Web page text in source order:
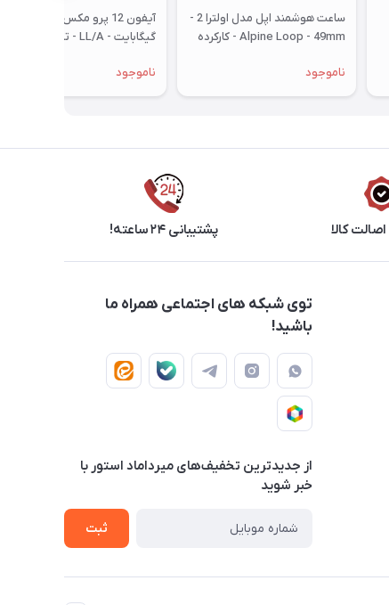
ساعت هوشمند اپل مدل اولترا 2 -
Alpine Loop - 49mm - کارکرده
ناموجود
گیگابایت - LL/A - تک سیم -
ناموجود
کالا پشتیبانی ۲۴ ساعته!
توی شبکه های اجتماعی همراه ما
باشید!
از جدید‌ترین تخفیف‌های میرداماد استور با‌
خبر شوید
ثبت